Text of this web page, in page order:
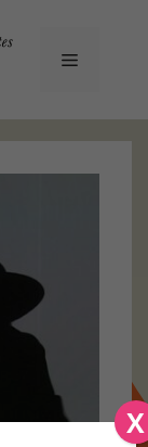
Menu
X